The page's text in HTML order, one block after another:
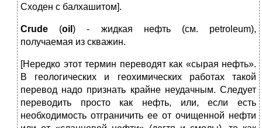
Сходен с балхашитом].
Crude (oil) ‑ жидкая нефть (см. petroleum),
получаемая из скважин.
[Нередко этот термин переводят как «сырая нефть».
В геологических и геохимических работах такой
перевод надо признать крайне неудачным. Следует
переводить просто как нефть, или, если есть
необходимость отграничить ее от очищенной нефти